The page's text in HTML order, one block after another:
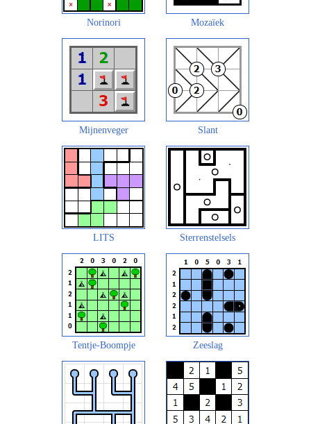
Norinori Mozaïek
Mijnenveger Slant
LITS Sterrenstelsels
Tentje-Boompje Zeeslag